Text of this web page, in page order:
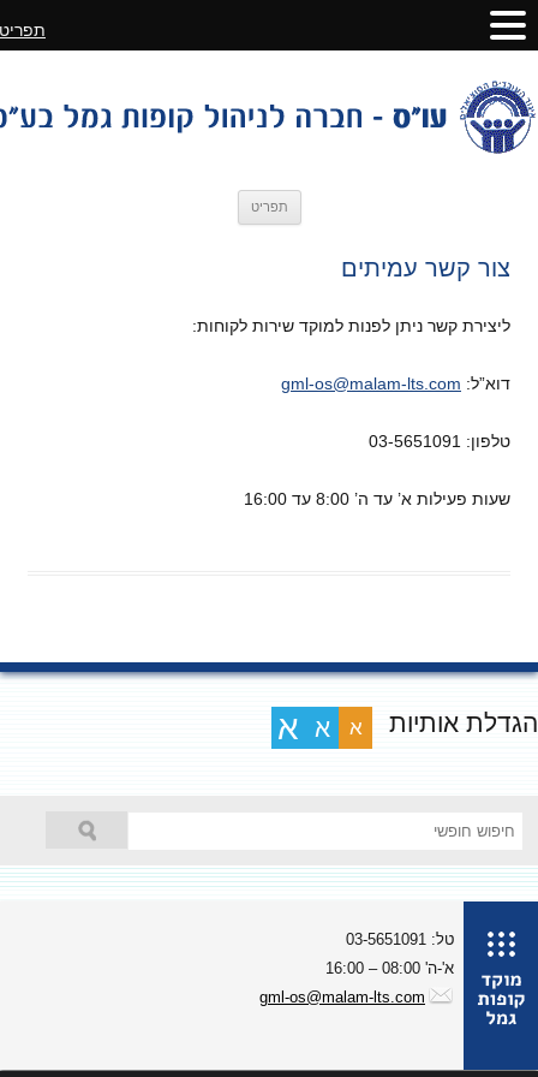
תפריט
צור קשר עמיתים
ליצירת קשר ניתן לפנות למוקד שירות לקוחות:
דוא”ל:gml-os@malam-lts.com
טלפון: 03-5651091
שעות פעילות א’ עד ה’ 8:00 עד 16:00
אותיות א א א
טל: 03-5651091
א'-ה' 08:00 – 16:00
gml-os@malam-lts.com
תפריט